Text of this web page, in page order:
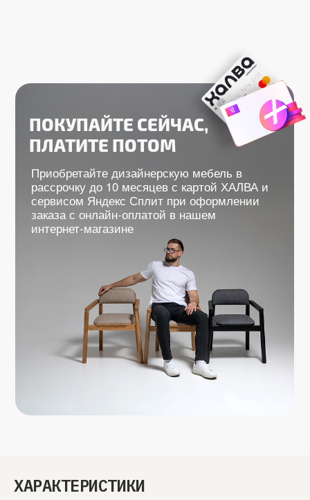
ХАРАКТЕРИСТИКИ
адаптироваться и гармонировать с окружающей
средой, гарантируя при этом исключительный
ОРИГИНАЛЬНАЯ ФОРМА